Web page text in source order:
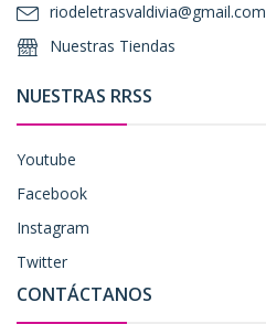
riodeletrasvaldivia@gmail.com
Nuestras Tiendas
NUESTRAS RRSS
Youtube
Facebook
Instagram
Twitter
CONTÁCTANOS